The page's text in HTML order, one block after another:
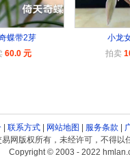
蝶带2芽
60.0 元
小龙
拍卖
| 联系方式| 网站地图 | 服务条款 |
易网版权所有，未经许可，不得以
Copyright © 2003 - 2022